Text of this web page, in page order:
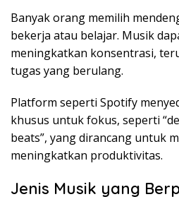
Banyak orang memilih
bekerja atau belajar. Musik
meningkatkan konsentrasi,
tugas yang berulang.
Platform seperti Spotify
khusus untuk fokus, seperti
beats”, yang dirancang untuk
meningkatkan produktivitas.
Jenis Musik yang